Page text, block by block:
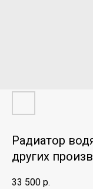
Радиатор
других
33 500 р.